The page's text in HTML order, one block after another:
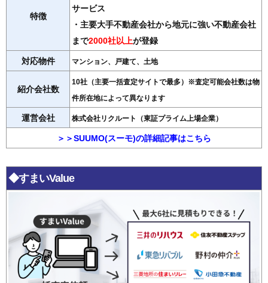
特徴
サービス
・主要大手不動産会社から地元に強い不動産会社
まで2000社以上が登録
対応物件 マンション、戸建て、土地
紹介会社数
10社（主要一括査定サイトで最多）※査定可能会社数は物
件所在地によって異なります
運営会社 株式会社リクルート（東証プライム上場企業）
＞＞SUUMO(スーモ)の詳細記事はこちら
◆すまいValue